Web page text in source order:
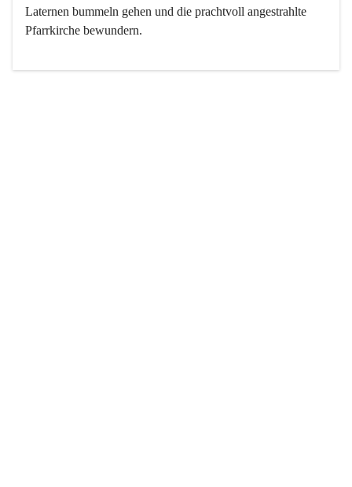
Laternen bummeln gehen und die prachtvoll angestrahlte
Pfarrkirche bewundern.
Der Weinbau dominert heute nicht mehr, ist aber integrativer